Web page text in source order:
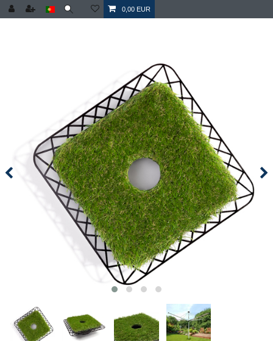
0,00 EUR